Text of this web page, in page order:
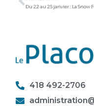
418 492-2706